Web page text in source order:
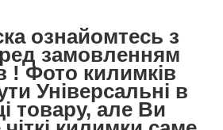
ознайомтесь з
замовленням
! Фото килимків
Універсальні в
товару, але Ви